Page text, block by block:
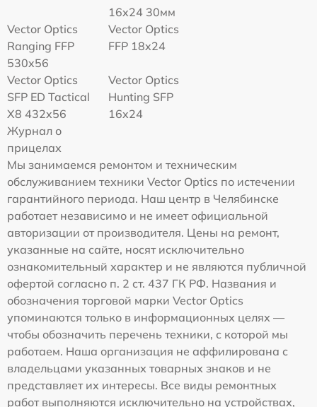
16x24 30мм
Vector Optics
Ranging FFP
530x56
Vector Optics
FFP 18x24
Vector Optics
SFP ED Tactical
X8 432x56
Vector Optics
Hunting SFP
16x24
Журнал о
прицелах
Мы занимаемся ремонтом и техническим
обслуживанием техники Vector Optics по истечении
гарантийного периода. Наш центр в Челябинске
работает независимо и не имеет официальной
авторизации от производителя. Цены на ремонт,
указанные на сайте, носят исключительно
ознакомительный характер и не являются публичной
офертой согласно п. 2 ст. 437 ГК РФ. Названия и
обозначения торговой марки Vector Optics
упоминаются только в информационных целях —
чтобы обозначить перечень техники, с которой мы
работаем. Наша организация не аффилирована с
владельцами указанных товарных знаков и не
представляет их интересы. Все виды ремонтных
работ выполняются исключительно на устройствах,